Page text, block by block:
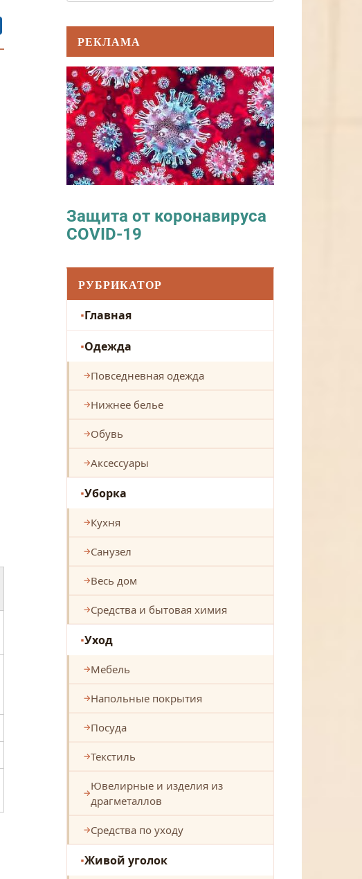
РЕКЛАМА
Защита от коронавируса
COVID-19
РУБРИКАТОР
Главная
Одежда
Повседневная одежда
Нижнее белье
Обувь
Аксессуары
Уборка
Кухня
Санузел
Весь дом
Средства и бытовая химия
Уход
Мебель
Напольные покрытия
Посуда
Текстиль
Ювелирные и изделия из
драгметаллов
Средства по уходу
Живой уголок